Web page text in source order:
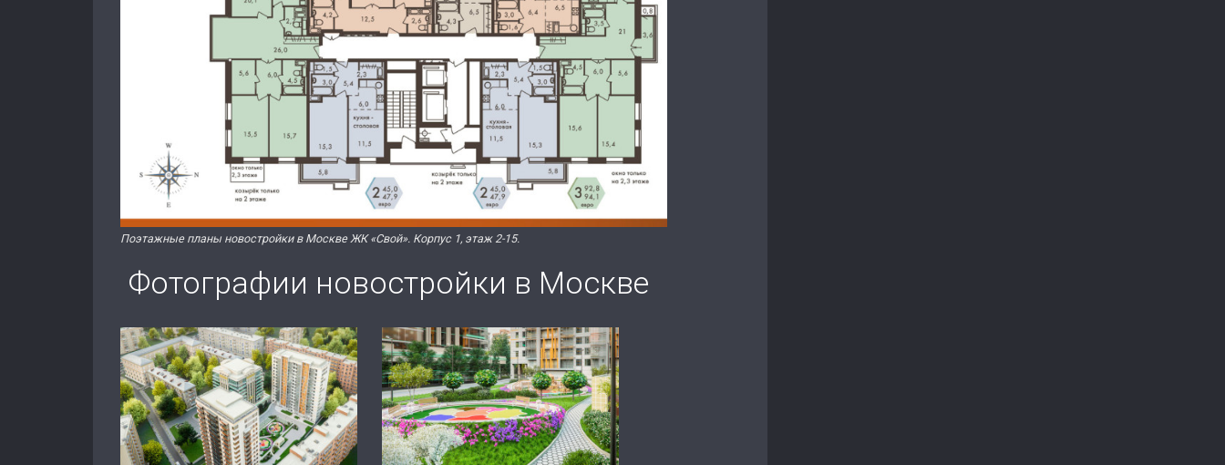
Поэтажные планы новостройки в Москве ЖК «Свой». Корпус 1, этаж 2-15.
Фотографии новостройки в Москве